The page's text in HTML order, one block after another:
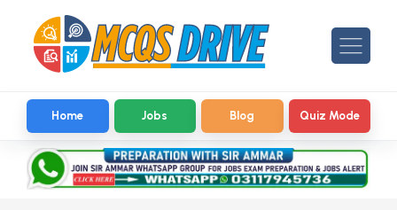
Home Jobs Blog Quiz Mode